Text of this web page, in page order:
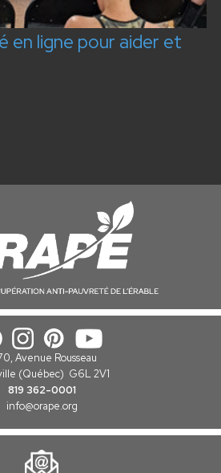
en ligne pour aider et
Avenue Rousseau
(Québec) G6L 2V1
819 362-0001
info@orape.org